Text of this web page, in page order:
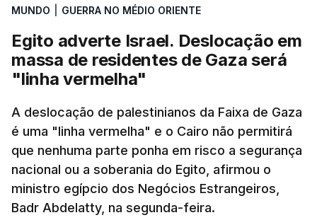
MUNDO GUERRA NO MÉDIO ORIENTE
Egito adverte Israel. Deslocação em
massa de residentes de Gaza será
"linha vermelha"
A deslocação de palestinianos da Faixa de Gaza
é uma "linha vermelha" e o Cairo não permitirá
que nenhuma parte ponha em risco a segurança
nacional ou a soberania do Egito, afirmou o
ministro egípcio dos Negócios Estrangeiros,
Badr Abdelatty, na segunda-feira.